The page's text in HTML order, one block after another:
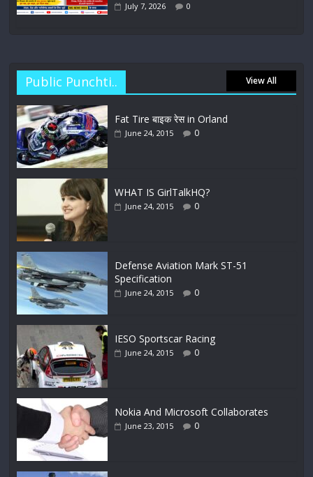
July 7, 2026 0
Public Punchti.. View All
Fat Tire बाइक रेस in Orland
June 24, 2015 0
WHAT IS GirlTalkHQ?
June 24, 2015 0
Defense Aviation Mark ST-51
Specification
June 24, 2015 0
IESO Sportscar Racing
June 24, 2015 0
Nokia And Microsoft Collaborates
June 23, 2015 0